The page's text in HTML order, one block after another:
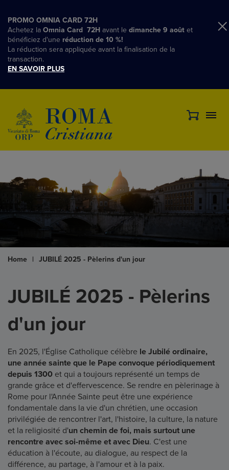
PROMO OMNIA CARD 72H
Achetez la Omnia Card 72H avant le dimanche 9 août et
bénéficiez d'une réduction de 10 %!
La réduction sera appliquée avant la finalisation de la
transaction.
EN SAVOIR PLUS
Home | JUBILÉ 2025 - Pèlerins d'un jour
JUBILÉ 2025 - Pèlerins
d'un jour
En 2025, l'Église Catholique célèbre le Jubilé ordinaire,
une année sainte que le Pape convoque périodiquement
depuis 1300 et qui a toujours représenté un temps de
grande grâce et d'effervescence. Se rendre en pèlerinage à
Rome pour l'Année Sainte peut être une expérience
fondamentale dans la vie d'un chrétien, une occasion
privilégiée de rencontrer l'art, l'histoire, la culture, la nature
et la religiosité d'un chemin de foi, mais surtout une
rencontre avec soi-même et avec Dieu. C'est une
éducation à l'écoute, au dialogue, au respect de la
différence, au partage, à l'amour et à la paix.